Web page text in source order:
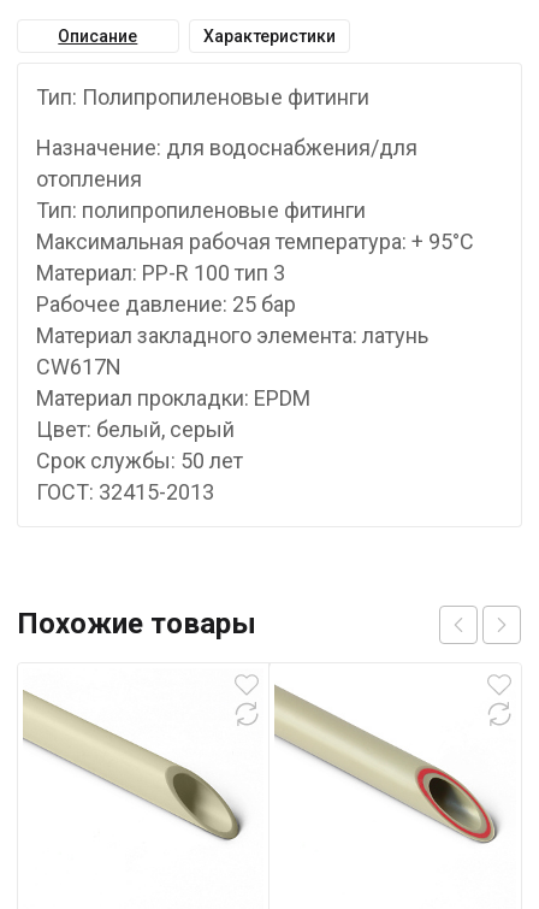
Описание Характеристики
Тип: Полипропиленовые фитинги
Назначение: для водоснабжения/для
отопления
Тип: полипропиленовые фитинги
Максимальная рабочая температура: + 95°С
Материал: PP-R 100 тип 3
Рабочее давление: 25 бар
Материал закладного элемента: латунь
CW617N
Материал прокладки: EPDM
Цвет: белый, серый
Срок службы: 50 лет
ГОСТ: 32415-2013
Похожие товары